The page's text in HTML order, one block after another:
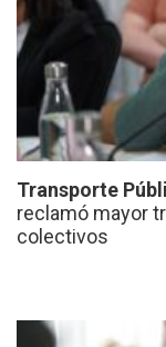
Transporte
reclamó mayor
colectivos